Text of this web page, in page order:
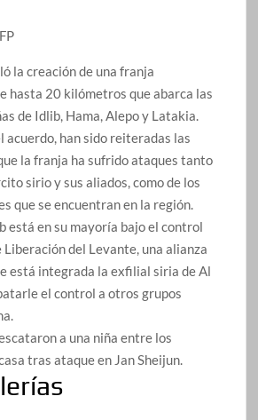
la creación de una franja
hasta 20 kilómetros que abarca las
de Idlib, Hama, Alepo y Latakia.
acuerdo, han sido reiteradas las
la franja ha sufrido ataques tanto
sirio y sus aliados, como de los
que se encuentran en la región.
está en su mayoría bajo el control
Liberación del Levante, una alianza
está integrada la exfilial siria de Al
el control a otros grupos
a una niña entre los
tras ataque en Jan Sheijun.